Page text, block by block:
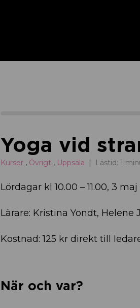
Yoga vid
Kurser , Övrigt , Uppsala Lästid: 1
Lördagar kl 10.00 – 11.00, 3
Lärare: Kristina Yondt, Helene
Kostnad: 125 kr direkt till
När och var?